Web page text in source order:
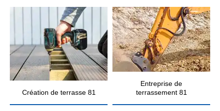
Création de terrasse 81
Entreprise de
terrassement 81